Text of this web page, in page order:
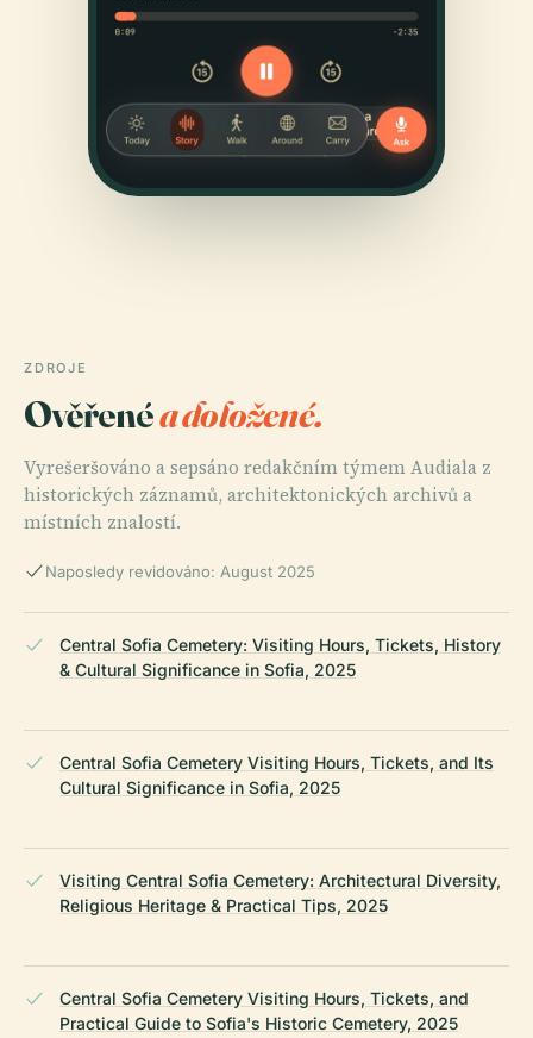
ZDROJE
Ověřenéa doložené.
Vyrešeršováno a sepsáno redakčním týmem Audiala z
historických záznamů, architektonických archivů a
místních znalostí.
Naposledy revidováno: August 2025
Central Sofia Cemetery: Visiting Hours, Tickets, History
& Cultural Significance in Sofia, 2025
Central Sofia Cemetery Visiting Hours, Tickets, and Its
Cultural Significance in Sofia, 2025
Visiting Central Sofia Cemetery: Architectural Diversity,
Religious Heritage & Practical Tips, 2025
Central Sofia Cemetery Visiting Hours, Tickets, and
Practical Guide to Sofia's Historic Cemetery, 2025